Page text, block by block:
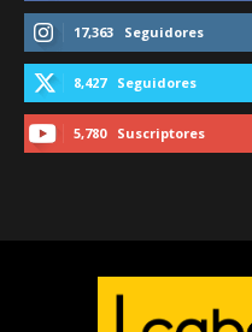
17,363 Seguidores
8,427 Seguidores
5,780 Suscriptores